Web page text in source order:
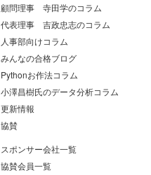
顧問理事 寺田学のコラム
代表理事 吉政忠志のコラム
人事部向けコラム
みんなの合格ブログ
Pythonお作法コラム
小澤昌樹氏のデータ分析コラム
更新情報
協賛
スポンサー会社一覧
協賛会員一覧